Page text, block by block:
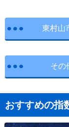
東村山
その
おすすめの指